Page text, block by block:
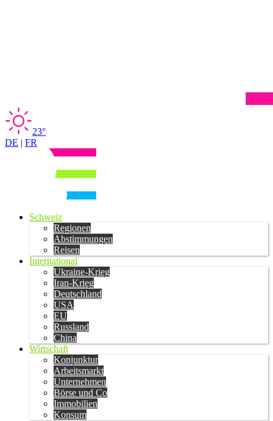
23°
DE | FR
Schweiz
Regionen
Abstimmungen
Reisen
International
Ukraine-Krieg
Iran-Krieg
Deutschland
USA
EU
Russland
China
Wirtschaft
Konjunktur
Arbeitsmarkt
Unternehmen
Börse und Co
Immobilien
Konsum